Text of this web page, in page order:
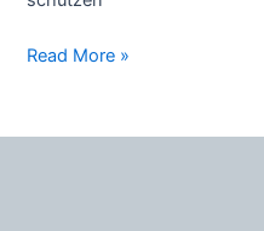
Read More »